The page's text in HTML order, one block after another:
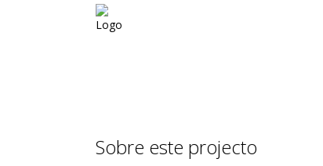
Sobre este projecto